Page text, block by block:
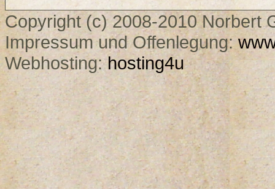
Copyright (c) 2008-2010 Norbert
Impressum und Offenlegung:
Webhosting:hosting4u